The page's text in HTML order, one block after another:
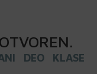
.
DEO KLASE